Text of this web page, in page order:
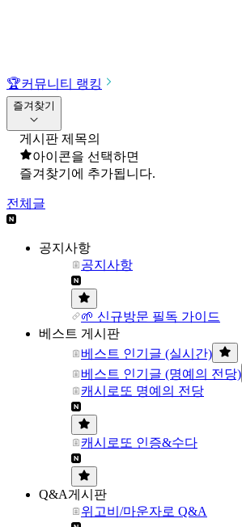
🏆커뮤니티 랭킹
즐겨찾기
게시판 제목의
아이콘을 선택하면
즐겨찾기에 추가됩니다.
전체글
공지사항
공지사항
🌱 신규방문 필독 가이드
베스트 게시판
베스트 인기글 (실시간)
베스트 인기글 (명예의 전당)
캐시로또 명예의 전당
캐시로또 인증&수다
Q&A게시판
위고비/마운자로 Q&A